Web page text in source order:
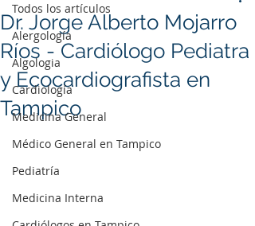
Todos los artículos
Alergología
Algologia
Cardiología
Medicina General
Médico General en Tampico
Pediatría
Medicina Interna
Dr. Jorge Alberto Mojarro
Ríos - Cardiólogo Pediatra
y Ecocardiografista en
Tampico